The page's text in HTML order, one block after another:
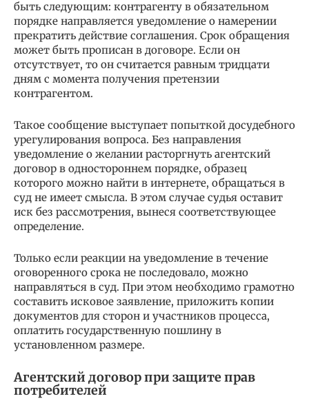
быть следующим: контрагенту в обязательном
порядке направляется уведомление о намерении
прекратить действие соглашения. Срок обращения
может быть прописан в договоре. Если он
отсутствует, то он считается равным тридцати
дням с момента получения претензии
контрагентом.
Такое сообщение выступает попыткой досудебного
урегулирования вопроса. Без направления
уведомление о желании расторгнуть агентский
договор в одностороннем порядке, образец
которого можно найти в интернете, обращаться в
суд не имеет смысла. В этом случае судья оставит
иск без рассмотрения, вынеся соответствующее
определение.
Только если реакции на уведомление в течение
оговоренного срока не последовало, можно
направляться в суд. При этом необходимо грамотно
составить исковое заявление, приложить копии
документов для сторон и участников процесса,
оплатить государственную пошлину в
установленном размере.
Агентский договор при защите прав
потребителей